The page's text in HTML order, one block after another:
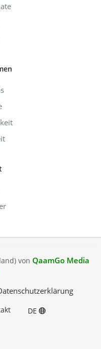
von QaamGo Media
DE